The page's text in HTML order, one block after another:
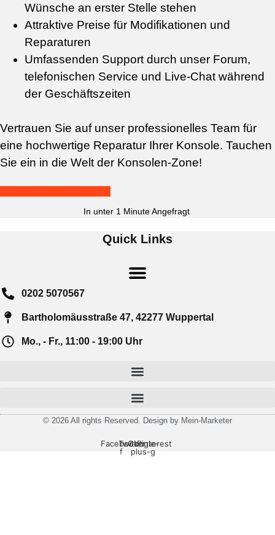
Wünsche an erster Stelle stehen
Attraktive Preise für Modifikationen und
Reparaturen
Umfassenden Support durch unser Forum,
telefonischen Service und Live-Chat während
der Geschäftszeiten
Vertrauen Sie auf unser professionelles Team für
eine hochwertige Reparatur Ihrer Konsole. Tauchen
Sie ein in die Welt der Konsolen-Zone!
In unter 1 Minute Angefragt
Quick Links
0202 5070567
Bartholomäusstraße 47, 42277 Wuppertal
Mo., - Fr., 11:00 - 19:00 Uhr
© 2026 All rights Reserved. Design by Mein-Marketer
Facebook-
f
Twitter
Google-
plus-g
Pinterest